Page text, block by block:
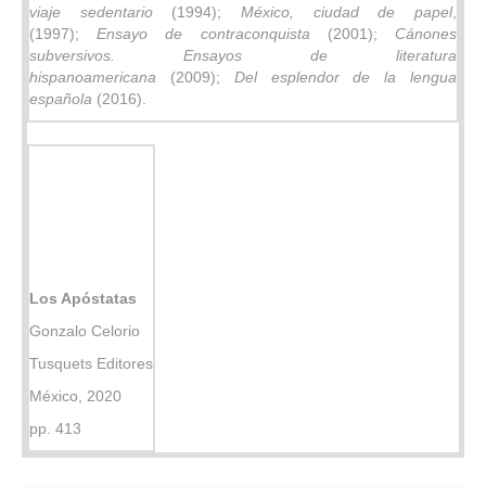
viaje sedentario(1994);México, ciudad de papel,
(1997);Ensayo de contraconquista (2001); Cánones
subversivos. Ensayos de literatura
hispanoamericana (2009); Del esplendor de la lengua
española (2016).
Los Apóstatas
Gonzalo Celorio
Tusquets Editores
México, 2020
pp. 413